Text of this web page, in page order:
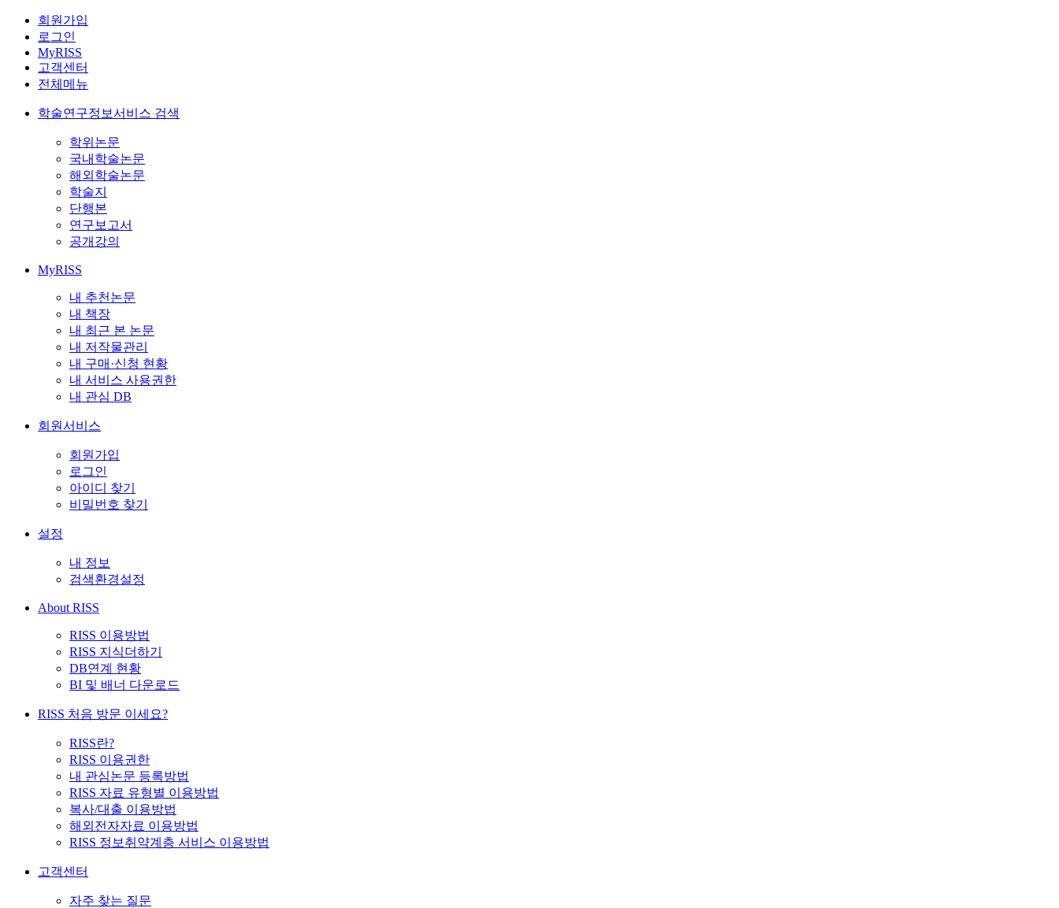
회원가입
로그인
MyRISS
고객센터
전체메뉴
학술연구정보서비스 검색
학위논문
국내학술논문
해외학술논문
학술지
단행본
연구보고서
공개강의
MyRISS
내 추천논문
내 책장
내 최근 본 논문
내 저작물관리
내 구매·신청 현황
내 서비스 사용권한
내 관심 DB
회원서비스
회원가입
로그인
아이디 찾기
비밀번호 찾기
설정
내 정보
검색환경설정
About RISS
RISS 이용방법
RISS 지식더하기
DB연계 현황
BI 및 배너 다운로드
RISS 처음 방문 이세요?
RISS란?
RISS 이용권한
내 관심논문 등록방법
RISS 자료 유형별 이용방법
복사/대출 이용방법
해외전자자료 이용방법
RISS 정보취약계층 서비스 이용방법
고객센터
자주 찾는 질문